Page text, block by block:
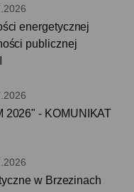
energetycznej
publicznej
2026" - KOMUNIKAT
w Brzezinach